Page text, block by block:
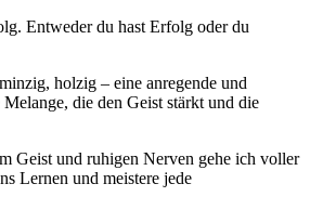
Entweder du hast Erfolg oder du
holzig – eine anregende und
die den Geist stärkt und die
Geist und ruhigen Nerven gehe ich voller
Lernen und meistere jede